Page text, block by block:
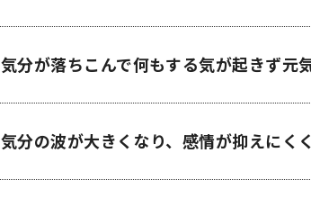
気分が落ちこんで何もする気が起きず元
気分の波が大きくなり、感情が抑えにく